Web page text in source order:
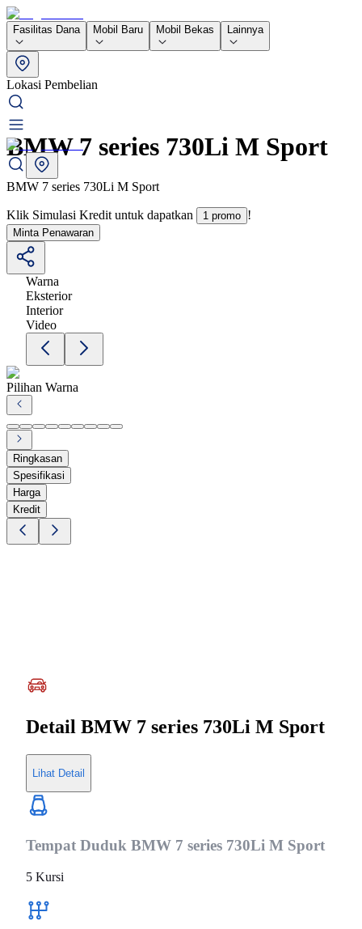
Fasilitas Dana Mobil Baru Mobil Bekas Lainnya
Lokasi Pembelian
BMW 7 series 730Li M Sport
BMW 7 series 730Li M Sport
Klik Simulasi Kredit untuk dapatkan 1 promo !
Minta Penawaran
Warna
Eksterior
Interior
Video
Pilihan Warna
Ringkasan
Spesifikasi
Harga
Kredit
Detail BMW 7 series 730Li M Sport
Lihat Detail
Tempat Duduk BMW 7 series 730Li M Sport
5 Kursi